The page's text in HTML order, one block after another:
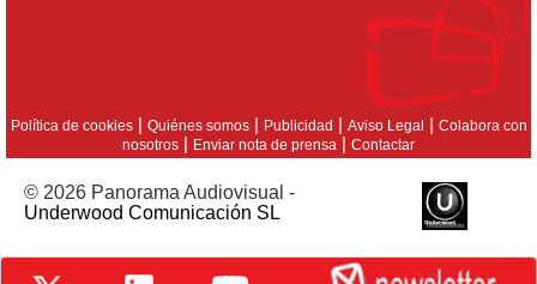
Política de cookies| Quiénes somos| Publicidad | Aviso Legal | Colabora con
nosotros | Enviar nota de prensa | Contactar
© 2026 Panorama Audiovisual -
Underwood Comunicación SL